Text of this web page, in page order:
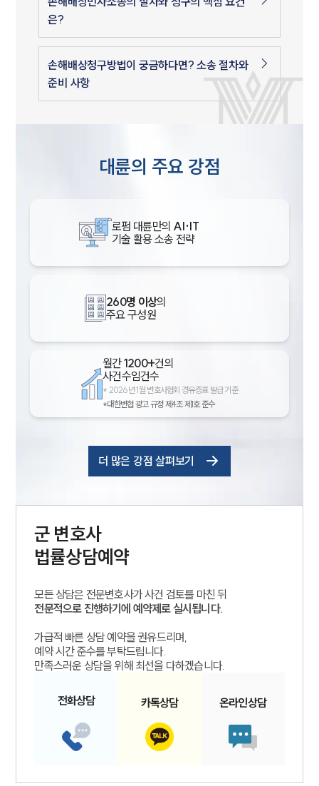
은?
손해배상청구방법이 궁금하다면? 소송 절차와
준비 사항
대륜의 주요 강점
로펌 대륜만의 AI·IT
기술 활용 소송 전략
260명 이상의
주요 구성원
월간1200+건의
사건수임건수
* 2026년 1월 변호사협회 경유증표 발급 기준
*대한변협 광고 규정 제4조 제1호 준수
더 많은 강점 살펴보기
군 변호사
법률상담예약
모든 상담은 전문변호사가 사건 검토를 마친 뒤
전문적으로 진행하기에 예약제로 실시됩니다.
가급적 빠른 상담 예약을 권유드리며,
예약 시간 준수를 부탁드립니다.
만족스러운 상담을 위해 최선을 다하겠습니다.
전화상담 카톡상담 온라인상담